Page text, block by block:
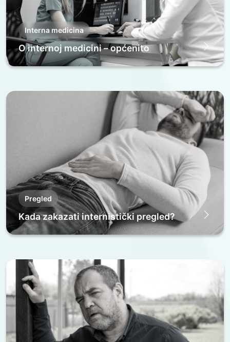
Interna medicina
O internoj medicini – općenito
Pregled
Kada zakazati internistički pregled?